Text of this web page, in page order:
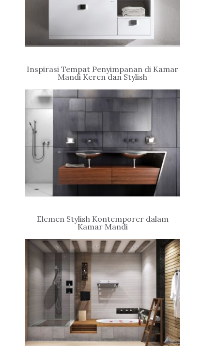
Inspirasi Tempat Penyimpanan di Kamar
Mandi Keren dan Stylish
Elemen Stylish Kontemporer dalam
Kamar Mandi